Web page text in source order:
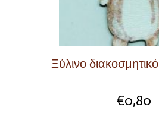
Ξύλινο
€0,80